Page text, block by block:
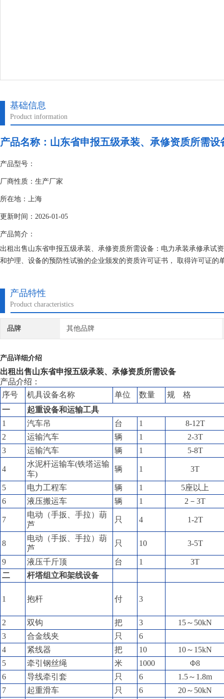
基础信息
Product information
产品名称： 山东省申报五级承装、承修资质所需设
产品型号：
厂商性质：生产厂家
所在地：上海
更新时间：2026-01-05
产品简介：
出租出售山东省申报五级承装、承修资质所需设备：电力承装承修承试
和护理、设备的预防性试验的企业颁发的资质许可证书， 取得许可证的
产品特性
Product characteristics
品牌 其他品牌
产品详细介绍
出租出售山东省申报五级承装、承修资质所需设备
产品介绍：
序号
机具设备名称 单位 数量
规 格
一
起重设备和运输工具
1
汽车吊 台 1
8-12T
2
运输汽车 辆 1
2-3T
3
运输汽车 辆 1 5-8T
4
水泥杆运输车(铁塔运输
车)
辆 1 3T
5 电力工程车 辆 1
5座以上
6
液压搬运车 辆 1 2－3T
7
电动（手扳、手拉）葫
芦
只 4 1-2T
8
电动（手扳、手拉）葫
芦
只 10 3-5T
9 液压千斤顶 台 1
3T
二
杆塔组立和架线设备
1 抱杆 付 3
2 双钩 把 3
15～50kN
3
合金线夹 只
6
4
紧线器 把 10
10～15kN
5
牵引钢丝绳 米 1000
Φ8
6
导线牵引套 只 6
1.5～1.8m
7
起重滑车 只 6
20～50kN